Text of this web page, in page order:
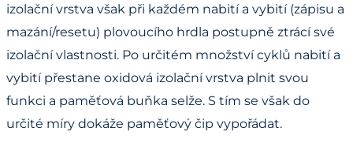
izolační vrstva však při každém nabití a vybití (zápisu a
mazání/resetu) plovoucího hrdla postupně ztrácí své
izolační vlastnosti. Po určitém množství cyklů nabití a
vybití přestane oxidová izolační vrstva plnit svou
funkci a paměťová buňka selže. S tím se však do
určité míry dokáže paměťový čip vypořádat.